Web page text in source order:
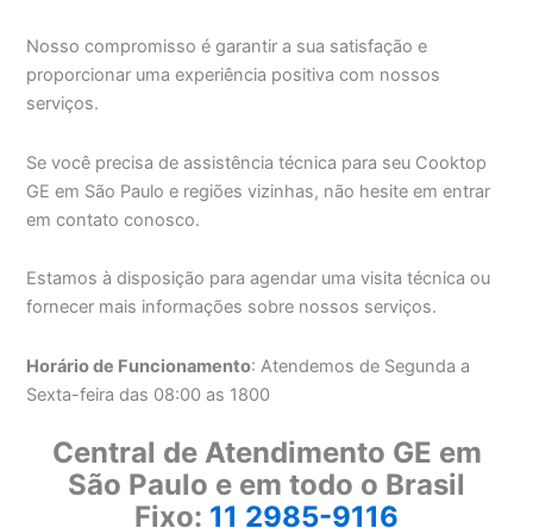
Nosso compromisso é garantir a sua satisfação e
proporcionar uma experiência positiva com nossos
serviços.
Se você precisa de assistência técnica para seu Cooktop
GE em São Paulo e regiões vizinhas, não hesite em entrar
em contato conosco.
Estamos à disposição para agendar uma visita técnica ou
fornecer mais informações sobre nossos serviços.
Horário de Funcionamento: Atendemos de Segunda a
Sexta-feira das 08:00 as 1800
Central de Atendimento GE em
São Paulo e em todo o Brasil
Fixo: 11 2985-9116